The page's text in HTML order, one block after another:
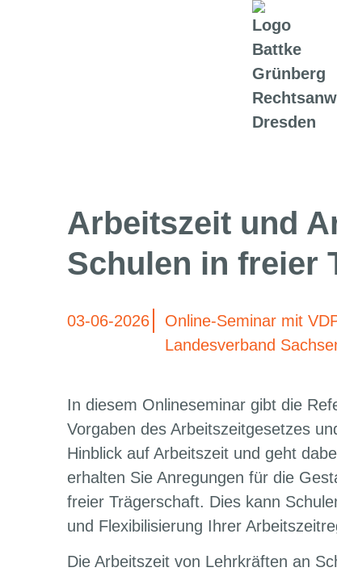
Arbeitszeit und
Schulen in freier
03-06-2026
Online-Seminar mit
Landesverband
In diesem Onlineseminar gibt die
Vorgaben des Arbeitszeitgesetzes
Hinblick auf Arbeitszeit und geht
erhalten Sie Anregungen für die
freier Trägerschaft. Dies kann
und Flexibilisierung Ihrer
Die Arbeitszeit von Lehrkräften an